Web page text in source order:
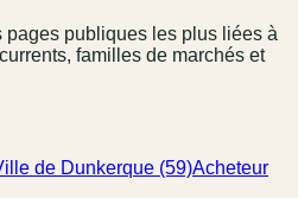
publiques les plus liées à
familles de marchés et
de Dunkerque (59)Acheteur